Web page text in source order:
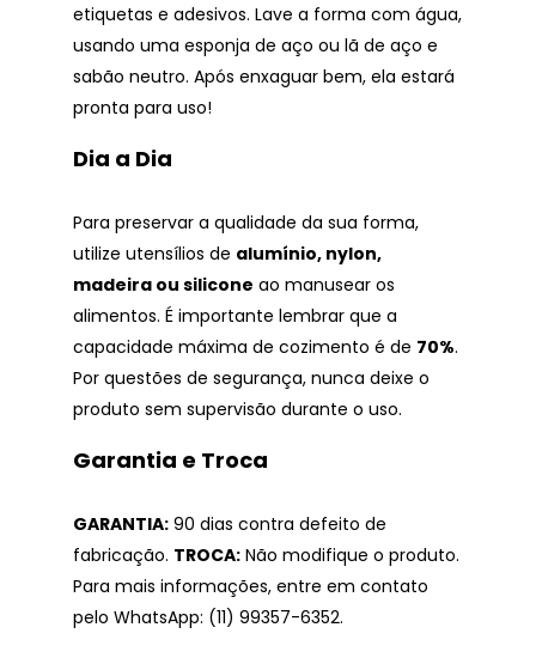
etiquetas e adesivos. Lave a forma com água,
usando uma esponja de aço ou lã de aço e
sabão neutro. Após enxaguar bem, ela estará
pronta para uso!
Dia a Dia
Para preservar a qualidade da sua forma,
utilize utensílios de alumínio, nylon,
madeira ou silicone ao manusear os
alimentos. É importante lembrar que a
capacidade máxima de cozimento é de 70%.
Por questões de segurança, nunca deixe o
produto sem supervisão durante o uso.
Garantia e Troca
GARANTIA:90 dias contra defeito de
fabricação. TROCA:Não modifique o produto.
Para mais informações, entre em contato
pelo WhatsApp: (11) 99357-6352.